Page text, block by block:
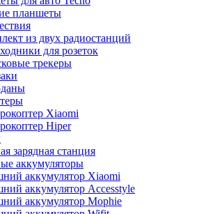
планшеты
из двух радиостанций
для розеток
трекеры
Xiaomi
Hiper
зарядная станция
аккумуляторы
аккумулятор Xiaomi
аккумулятор Accesstyle
аккумулятор Mophie